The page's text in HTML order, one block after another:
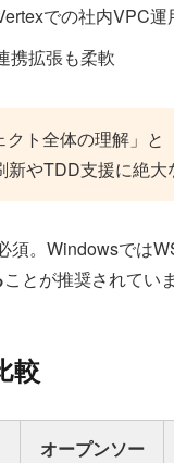
での社内VPC
携拡張も柔軟
ト全体の理解」
やTDD支援に絶大
。Windowsでは
ことが推奨されていま
較
オープンソー